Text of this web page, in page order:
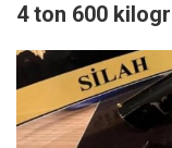
4 ton 600